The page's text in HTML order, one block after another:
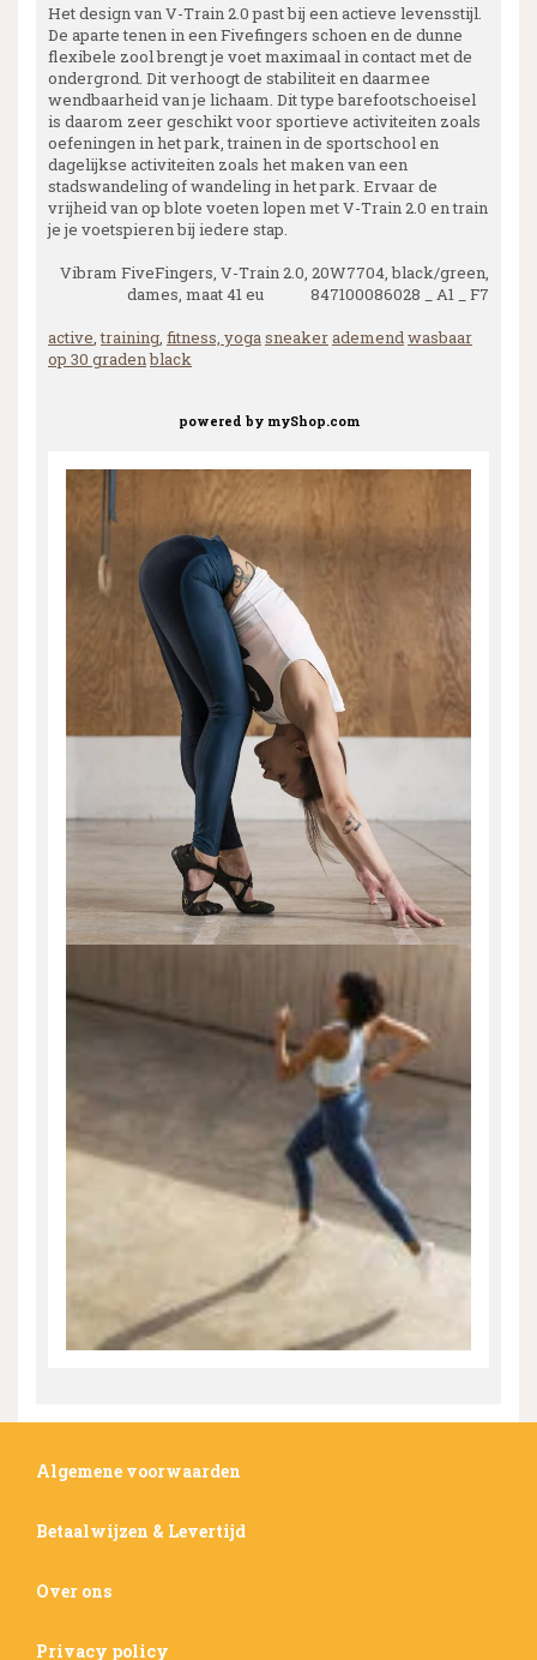
Het design van V-Train 2.0 past bij een actieve levensstijl.
De aparte tenen in een Fivefingers schoen en de dunne
flexibele zool brengt je voet maximaal in contact met de
ondergrond. Dit verhoogt de stabiliteit en daarmee
wendbaarheid van je lichaam. Dit type barefootschoeisel
is daarom zeer geschikt voor sportieve activiteiten zoals
oefeningen in het park, trainen in de sportschool en
dagelijkse activiteiten zoals het maken van een
stadswandeling of wandeling in het park. Ervaar de
vrijheid van op blote voeten lopen met V-Train 2.0 en train
je je voetspieren bij iedere stap.
Vibram FiveFingers, V-Train 2.0, 20W7704, black/green,
dames, maat 41 eu 847100086028 _ A1 _ F7
active,training, fitness, yogasneakerademendwasbaar
op 30 gradenblack
powered by myShop.com
Algemene voorwaarden
Betaalwijzen & Levertijd
Over ons
Privacy policy